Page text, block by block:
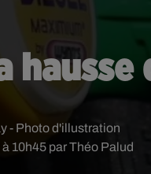
10h45 par Théo Palud
- Photo d'illustration